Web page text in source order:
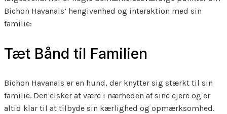
Bichon Havanais’ hengivenhed og interaktion med sin
familie:
Tæt Bånd til Familien
Bichon Havanais er en hund, der knytter sig stærkt til sin
familie. Den elsker at være i nærheden af sine ejere og er
altid klar til at tilbyde sin kærlighed og opmærksomhed.